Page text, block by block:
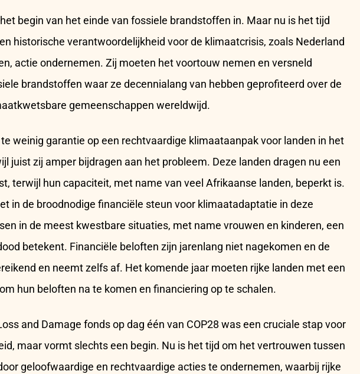
begin van het einde van fossiele brandstoffen in. Maar nu is het tijd
historische verantwoordelijkheid voor de klimaatcrisis, zoals Nederland
actie ondernemen. Zij moeten het voortouw nemen en versneld
brandstoffen waar ze decennialang van hebben geprofiteerd over de
gemeenschappen wereldwijd.
weinig garantie op een rechtvaardige klimaataanpak voor landen in het
juist zij amper bijdragen aan het probleem. Deze landen dragen nu een
terwijl hun capaciteit, met name van veel Afrikaanse landen, beperkt is.
in de broodnodige financiële steun voor klimaatadaptatie in deze
in de meest kwestbare situaties, met name vrouwen en kinderen, een
betekent. Financiële beloften zijn jarenlang niet nagekomen en de
en neemt zelfs af. Het komende jaar moeten rijke landen met een
hun beloften na te komen en financiering op te schalen.
and Damage fonds op dag één van COP28 was een cruciale stap voor
maar vormt slechts een begin. Nu is het tijd om het vertrouwen tussen
geloofwaardige en rechtvaardige acties te ondernemen, waarbij rijke